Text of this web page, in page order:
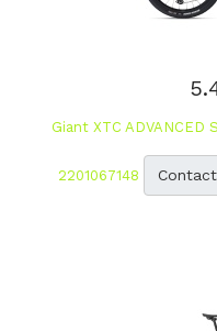
Giant XTC ADVANCED
2201067148